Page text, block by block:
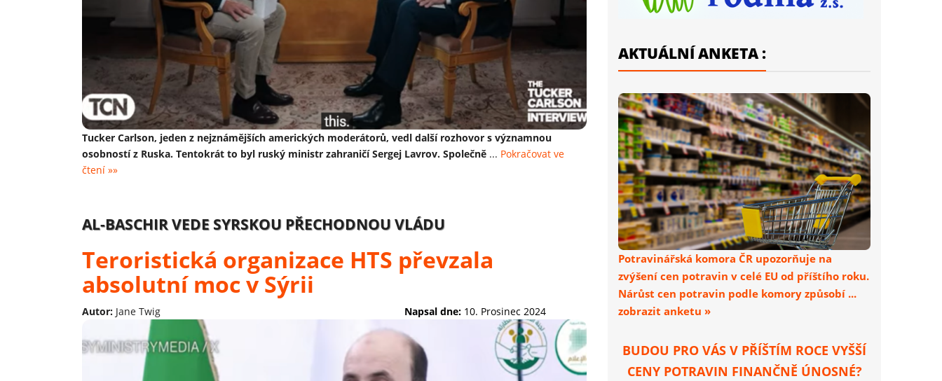
Tucker Carlson, jeden z nejznámějších amerických moderátorů, vedl další rozhovor s významnou
osobností z Ruska. Tentokrát to byl ruský ministr zahraničí Sergej Lavrov. Společně ... Pokračovat ve
čtení »»
AL-BASCHIR VEDE SYRSKOU PŘECHODNOU VLÁDU
Teroristická organizace HTS převzala
absolutní moc v Sýrii
Autor: Jane Twig Napsal dne: 10. Prosinec 2024
AKTUÁLNÍ ANKETA :
Potravinářská komora ČR upozorňuje na
zvýšení cen potravin v celé EU od příštího roku.
Nárůst cen potravin podle komory způsobí ...
zobrazit anketu »
BUDOU PRO VÁS V PŘÍŠTÍM ROCE VYŠŠÍ
CENY POTRAVIN FINANČNĚ ÚNOSNÉ?